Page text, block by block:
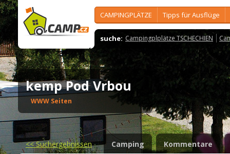
CAMPINGPLÄTZE Tipps für Ausflüge
suche: Campingplplätze TSCHECHIEN
kemp Pod Vrbou
WWW Seiten
<<Suchergebnissen Camping Kommentare